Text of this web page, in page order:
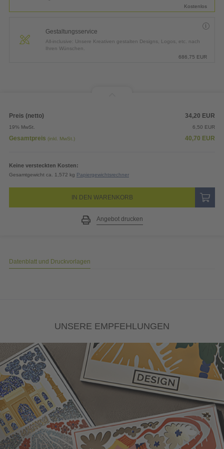
Kostenlos
Gestaltungsservice
All-inclusive: Unsere Kreativen gestalten Designs, Logos, etc. nach
Ihren Wünschen.
686,75 EUR
Preis (netto) 34,20 EUR
19% MwSt. 6,50 EUR
Gesamtpreis (inkl. MwSt.) 40,70 EUR
Keine versteckten Kosten:
Gesamtgewicht ca. 1,572 kg Papiergewichtsrechner
IN DEN WARENKORB
Angebot drucken
Datenblatt und Druckvorlagen
UNSERE EMPFEHLUNGEN